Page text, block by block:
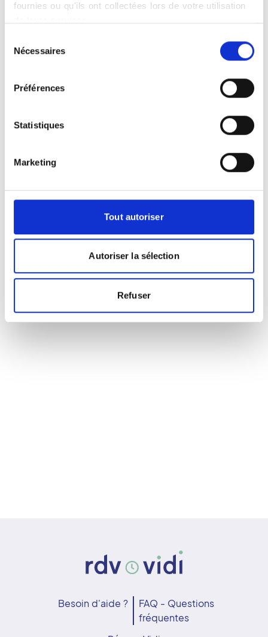
fournies ou qu'ils ont collectées lors de votre utilisation
Nécessaires
Préférences
Statistiques
Marketing
Tout autoriser
Autoriser la sélection
Refuser
Photographies
Besoin d'aide ?
FAQ - Questions
fréquentes